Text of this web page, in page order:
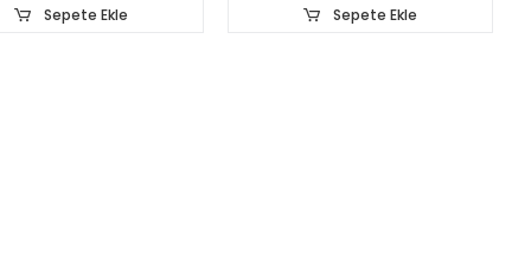
Sepete Ekle Sepete Ekle